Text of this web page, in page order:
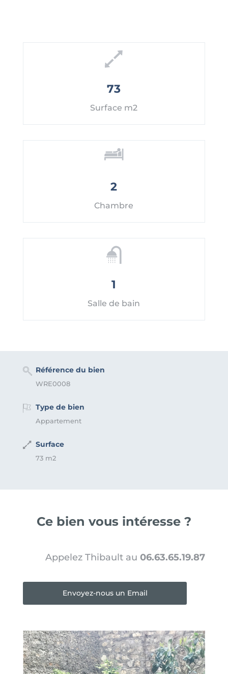
73
Surface m2
2
Chambre
1
Salle de bain
Référence du bien
WRE0008
Type de bien
Appartement
Surface
73 m2
Ce bien vous intéresse ?
Appelez Thibault au06.63.65.19.87
Envoyez-nous un Email